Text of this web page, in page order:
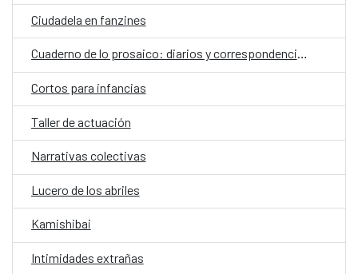
Ciudadela en fanzines
Cuaderno de lo prosaico: diarios y correspondencias
Cortos para infancias
Taller de actuación
Narrativas colectivas
Lucero de los abriles
Kamishibai
Intimidades extrañas